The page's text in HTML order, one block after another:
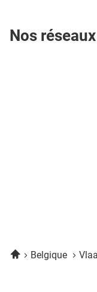
Nos
AccueilBelgique